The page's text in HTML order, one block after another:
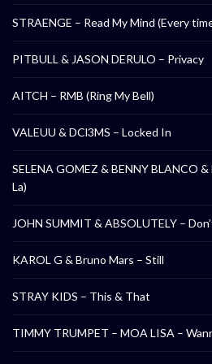
STRAENGE – Read My Mind (Every
PITBULL & JASON DERULO – Privacy
AITCH – RMB (Ring My Bell)
VALEUU & DCl3MS – Locked In
SELENA GOMEZ & BENNY BLANCO
La)
JOHN SUMMIT & ABSOLUTELY –
KAROL G & Bruno Mars – Still
STRAY KIDS – This & That
TIMMY TRUMPET – MOA LISA –